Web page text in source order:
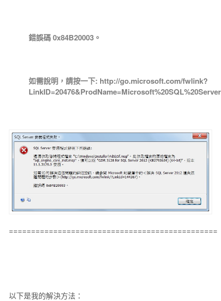
錯誤碼 0x84B20003。
如需說明，請按一下: http://go.microsoft.com/fwlink?
===============================================
以下是我的解決方法：